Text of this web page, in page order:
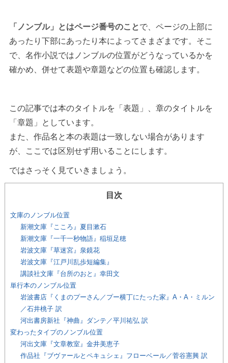
「ノンブル」とはページ番号のことで、ページの上部に
あったり下部にあったり本によってさまざまです。そこ
で、名作小説ではノンブルの位置がどうなっているかを
確かめ、併せて表題や章題などの位置も確認します。
この記事では本のタイトルを「表題」、章のタイトルを
「章題」としています。
また、作品名と本の表題は一致しない場合があります
が、ここでは区別せず用いることにします。
ではさっそく見ていきましょう。
目次
文庫のノンブル位置
新潮文庫『こころ』夏目漱石
新潮文庫『一千一秒物語』稲垣足穂
岩波文庫『草迷宮』泉鏡花
岩波文庫『江戸川乱歩短編集』
講談社文庫『台所のおと』幸田文
単行本のノンブル位置
岩波書店『くまのプーさん／プー横丁にたった家』A・A・ミルン
／石井桃子 訳
河出書房新社『神曲』ダンテ／平川祐弘 訳
変わったタイプのノンブル位置
河出文庫『文章教室』金井美恵子
作品社『ブヴァールとペキュシェ』フローベール／菅谷憲興 訳